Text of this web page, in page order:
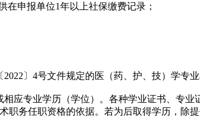
在申报单位1年以上社保缴费记录；
〕4号文件规定的医（药、护、技）学专
应专业学历（学位）。各种学业证书、专
务任职资格的依据。若为后取得学历，除